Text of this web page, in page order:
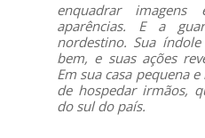
enquadrar
aparências. E a
nordestino. Sua
bem, e suas ações
Em sua casa pequena
de hospedar irmãos,
do sul do país.